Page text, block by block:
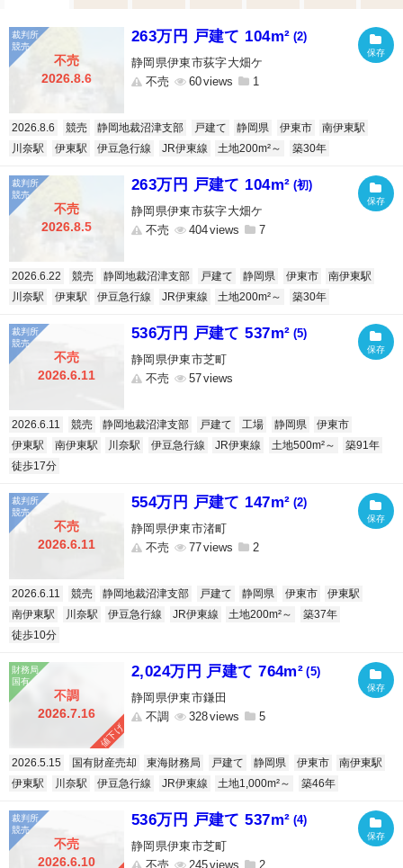
不売
2026.8.6
263万円 戸建て 104m² (2)
静岡県伊東市荻字大畑ケ
不売
60 1
2026.8.6 競売 静岡地裁沼津支部 戸建て 静岡県 伊東市
南伊東駅
川奈駅
伊東駅 伊豆急行線 JR伊東線 土地200m²～ 築30年
不売
2026.8.5
263万円 戸建て 104m² (初)
静岡県伊東市荻字大畑ケ
不売
404 7
2026.6.22 競売 静岡地裁沼津支部 戸建て 静岡県 伊東市
南伊東駅
川奈駅
伊東駅 伊豆急行線 JR伊東線 土地200m²～ 築30年
不売
2026.6.11
536万円 戸建て 537m² (5)
静岡県伊東市芝町
不売
57
2026.6.11 競売 静岡地裁沼津支部 戸建て 工場 静岡県
伊東市
伊東駅
南伊東駅 川奈駅 伊豆急行線 JR伊東線 土地500m²～
築91年
徒歩17分
不売
2026.6.11
554万円 戸建て 147m² (2)
静岡県伊東市渚町
不売
77 2
2026.6.11 競売 静岡地裁沼津支部 戸建て 静岡県 伊東市
伊東駅
南伊東駅
川奈駅 伊豆急行線 JR伊東線 土地200m²～
築37年
徒歩10分
不調
2026.7.16
値下げ
2,024万円 戸建て 764m² (5)
静岡県伊東市鎌田
不調
328 5
2026.5.15 国有財産売却 東海財務局 戸建て 静岡県 伊東市
南伊東駅
伊東駅
川奈駅 伊豆急行線 JR伊東線 土地1,000m²～ 築46年
不売
2026.6.10
536万円 戸建て 537m² (4)
静岡県伊東市芝町
不売
245 2